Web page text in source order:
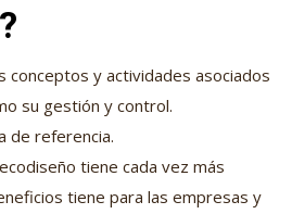
conceptos y actividades asociados
su gestión y control.
de referencia.
tiene cada vez más
tiene para las empresas y